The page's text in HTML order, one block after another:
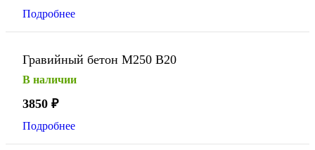
Подробнее
Гравийный бетон М250 В20
В наличии
3850 ₽
Подробнее